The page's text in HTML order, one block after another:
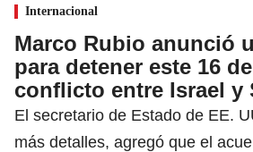
Internacional
Marco Rubio anunció
para detener este 16
conflicto entre Israel y
El secretario de Estado de EE.
más detalles, agregó que el